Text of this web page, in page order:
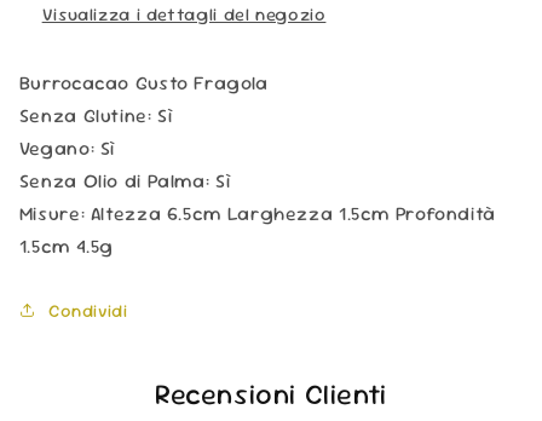
Visualizza i dettagli del negozio
Burrocacao Gusto Fragola
Senza Glutine: Sì
Vegano: Sì
Senza Olio di Palma: Sì
Misure: Altezza 6.5cm Larghezza 1.5cm Profondità
1.5cm 4.5g
Condividi
Recensioni Clienti